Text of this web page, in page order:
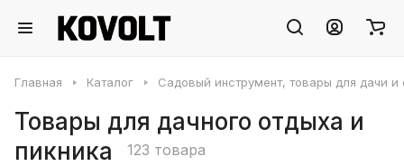
Главная Каталог Садовый инструмент, товары для дачи и
Товары для дачного отдыха и
пикника
123 товара